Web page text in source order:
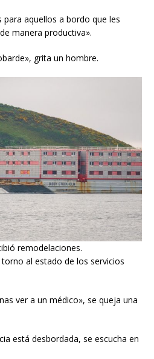
para aquellos a bordo que les
manera productiva».
grita un hombre.
remodelaciones.
al estado de los servicios
ver a un médico», se queja una
está desbordada, se escucha en